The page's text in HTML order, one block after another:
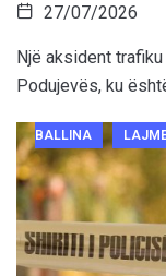
27/07/2026
Një aksident
Podujevës, ku
BALLINA